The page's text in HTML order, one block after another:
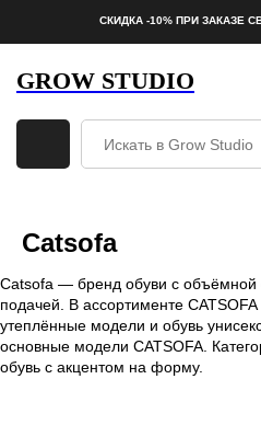
СКИДКА -10% ПРИ ЗАКАЗЕ
GROW STUDIO
Catsofa
Catsofa — бренд обуви с
подачей. В ассортименте CATSOFA
утеплённые модели и обувь
основные модели CATSOFA.
обувь с акцентом на форму.